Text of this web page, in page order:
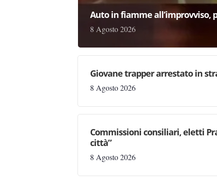
Auto in fiamme all’improvviso,
8 Agosto 2026
Giovane trapper arrestato in
8 Agosto 2026
Commissioni consiliari, eletti
città”
8 Agosto 2026